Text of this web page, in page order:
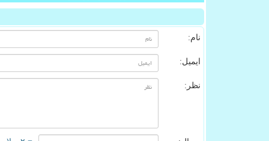
نام:
ایمیل:
نظر: